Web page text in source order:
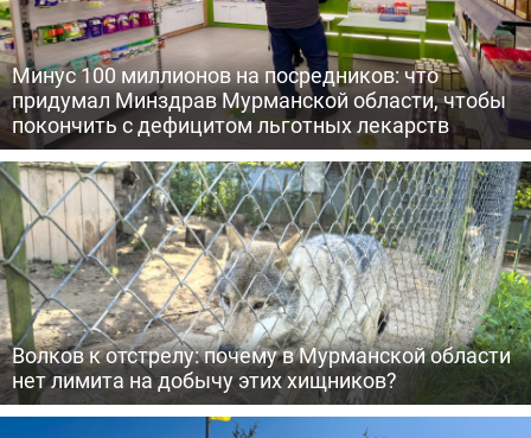
Минус 100 миллионов на посредников: что
придумал Минздрав Мурманской области, чтобы
покончить с дефицитом льготных лекарств
Волков к отстрелу: почему в Мурманской области
нет лимита на добычу этих хищников?